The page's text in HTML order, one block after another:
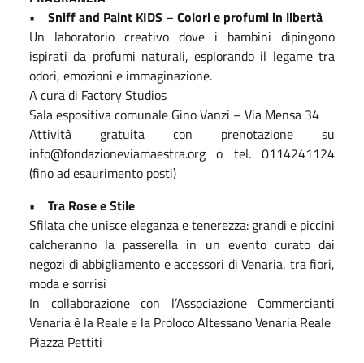
• Sniff and Paint KIDS – Colori e profumi in libertà
Un laboratorio creativo dove i bambini dipingono
ispirati da profumi naturali, esplorando il legame tra
odori, emozioni e immaginazione.
A cura di Factory Studios
Sala espositiva comunale Gino Vanzi – Via Mensa 34
Attività gratuita con prenotazione su
info@fondazioneviamaestra.org o tel. 0114241124
(fino ad esaurimento posti)
• Tra Rose e Stile
Sfilata che unisce eleganza e tenerezza: grandi e piccini
calcheranno la passerella in un evento curato dai
negozi di abbigliamento e accessori di Venaria, tra fiori,
moda e sorrisi
In collaborazione con l’Associazione Commercianti
Venaria è la Reale e la Proloco Altessano Venaria Reale
Piazza Pettiti